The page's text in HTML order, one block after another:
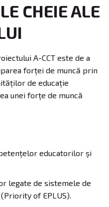
CHEIE ALE
A-CCT este de a
forței de muncă prin
de educație
unei forțe de muncă
educatorilor și
legate de sistemele de
of EPLUS).